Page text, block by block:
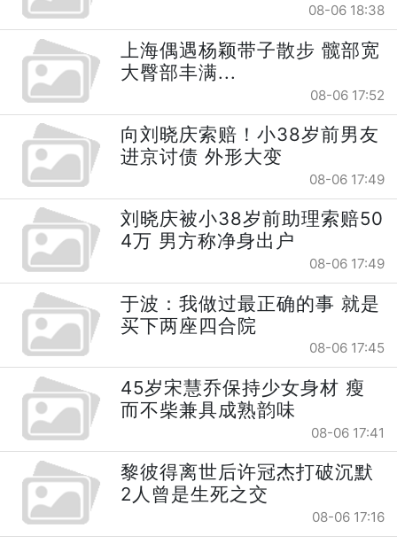
08-06 18:38
上海偶遇杨颖带子散步 髋部宽
大臀部丰满...
08-06 17:52
向刘晓庆索赔！小38岁前男友
进京讨债 外形大变
08-06 17:49
刘晓庆被小38岁前助理索赔50
4万 男方称净身出户
08-06 17:49
于波：我做过最正确的事 就是
买下两座四合院
08-06 17:45
45岁宋慧乔保持少女身材 瘦
而不柴兼具成熟韵味
08-06 17:41
黎彼得离世后许冠杰打破沉默
2人曾是生死之交
08-06 17:16